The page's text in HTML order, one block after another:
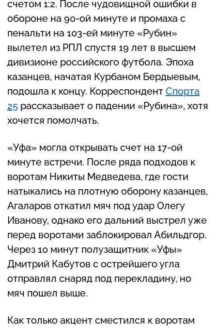
счетом 1:2. После чудовищной ошибки в
обороне на 90-ой минуте и промаха с
пенальти на 103-ей минуте «Рубин»
вылетел из РПЛ спустя 19 лет в высшем
дивизионе российского футбола. Эпоха
казанцев, начатая Курбаном Бердыевым,
подошла к концу. Корреспондент Спорта
25 рассказывает о падении «Рубина», хотя
хочется помолчать.
«Уфа» могла открывать счет на 17-ой
минуте встречи. После ряда подходов к
воротам Никиты Медведева, где гости
натыкались на плотную оборону казанцев,
Агаларов откатил мяч под удар Олегу
Иванову, однако его дальний выстрел уже
перед воротами заблокировал Абильдгор.
Через 10 минут полузащитник «Уфы»
Дмитрий Кабутов с острейшего угла
отправлял снаряд под перекладину, но
мяч пошел выше.
Как только акцент сместился к воротам